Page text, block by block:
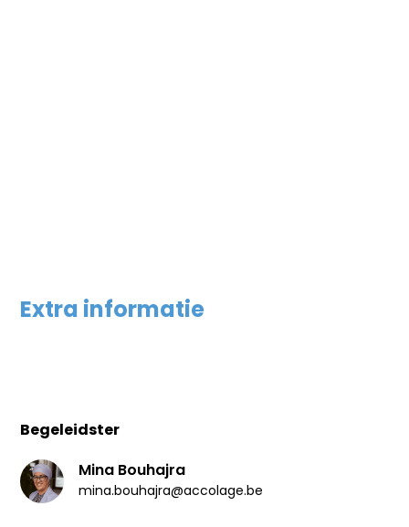
Begeleidster
Mina Bouhajra
mina.bouhajra@accolage.be
Extra informatie